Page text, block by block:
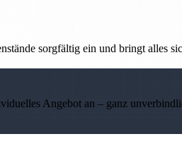
sorgfältig ein und bringt alles
Angebot an – ganz